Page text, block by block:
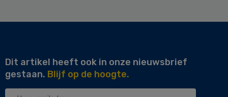
Dit artikel heeft ook in onze nieuwsbrief
gestaan. Blijf op de hoogte.
Uw